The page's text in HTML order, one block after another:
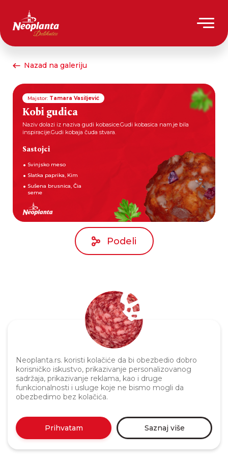
Neoplanta.rs. koristi kolačiće da bi obezbedio dobro
korisničko iskustvo, prikazivanje personalizovanog
sadržaja, prikazivanje reklama, kao i druge
funkcionalnosti i usluge koje ne bismo mogli da
obezbedimo bez kolačića.
Prihvatam Saznaj više
Nazad na galeriju
Majstor: Tamara Vasiljević
Kobi gudica
Naziv dolazi iz naziva gudi kobasice.Gudi kobasica nam.je bila
inspiracije.Gudi kobaja čuda stvara.
Sastojci
Svinjsko meso
Slatka paprika, Kim
Sušena brusnica, Čia
seme
Podeli
Politika privatnosti